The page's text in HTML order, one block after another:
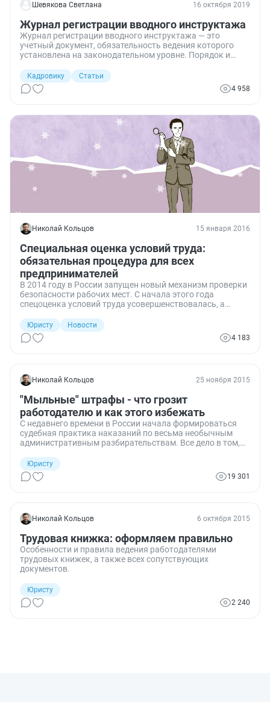
Шевякова Светлана 16 октября 2019
Журнал регистрации вводного инструктажа
Журнал регистрации вводного инструктажа — это
учетный документ, обязательность ведения которого
установлена на законодательном уровне. Порядок и
нормативным актом.
Кадровику
Статьи
4 958
Николай Кольцов 15 января 2016
Специальная оценка условий труда:
обязательная процедура для всех
предпринимателей
В 2014 году в России запущен новый механизм проверки
безопасности рабочих мест. С начала этого года
спецоценка условий труда усовершенствовалась, а
нововведения уже лишили предпринимателей 150
миллионов рублей, и чиновники предупреждают: это
только начало. Что такое специальная оценка условий
правовой портал.
Юристу
Новости
4 183
Николай Кольцов 25 ноября 2015
"Мыльные" штрафы - что грозит
работодателю и как этого избежать
С недавнего времени в России начала формироваться
судебная практика наказаний по весьма необычным
административным разбирательствам. Все дело в том,
отсутствия в трудовом договоре норм бесплатной
выдачи мыла. Петербургский правовой портал
попробовал выяснить, за что именно работодателя в
Юристу
19 301
Николай Кольцов 6 октября 2015
Трудовая книжка: оформляем правильно
Особенности и правила ведения работодателями
трудовых книжек, а также всех сопутствующих
документов.
Юристу
2 240